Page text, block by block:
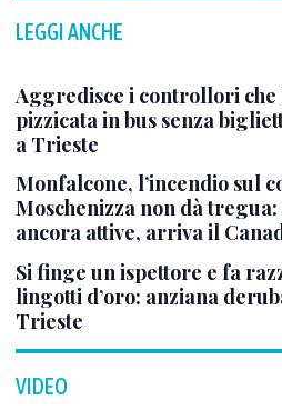
LEGGI ANCHE
Aggredisce i controllori che
pizzicata in bus senza
a Trieste
Monfalcone, l’incendio sul
Moschenizza non dà
ancora attive, arriva il
Si finge un ispettore e fa
lingotti d’oro: anziana
Trieste
VIDEO